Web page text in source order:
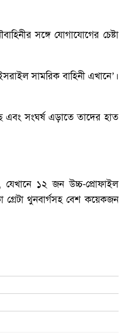
সঙ্গে যোগাযোগের চেষ্টা
সামরিক বাহিনী এখানে’।
এবং সংঘর্ষ এড়াতে তাদের হাত
যেখানে ১২ জন উচ্চ-প্রোফাইল
থুনবার্গসহ বেশ কয়েকজন